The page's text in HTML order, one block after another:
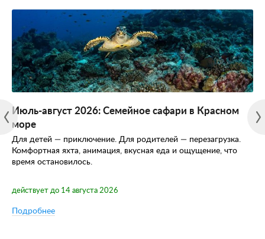
Июль-август 2026: Семейное сафари в Красном
море
Для детей — приключение. Для родителей — перезагрузка.
Комфортная яхта, анимация, вкусная еда и ощущение, что
время остановилось.
действует до 14 августа 2026
Подробнее